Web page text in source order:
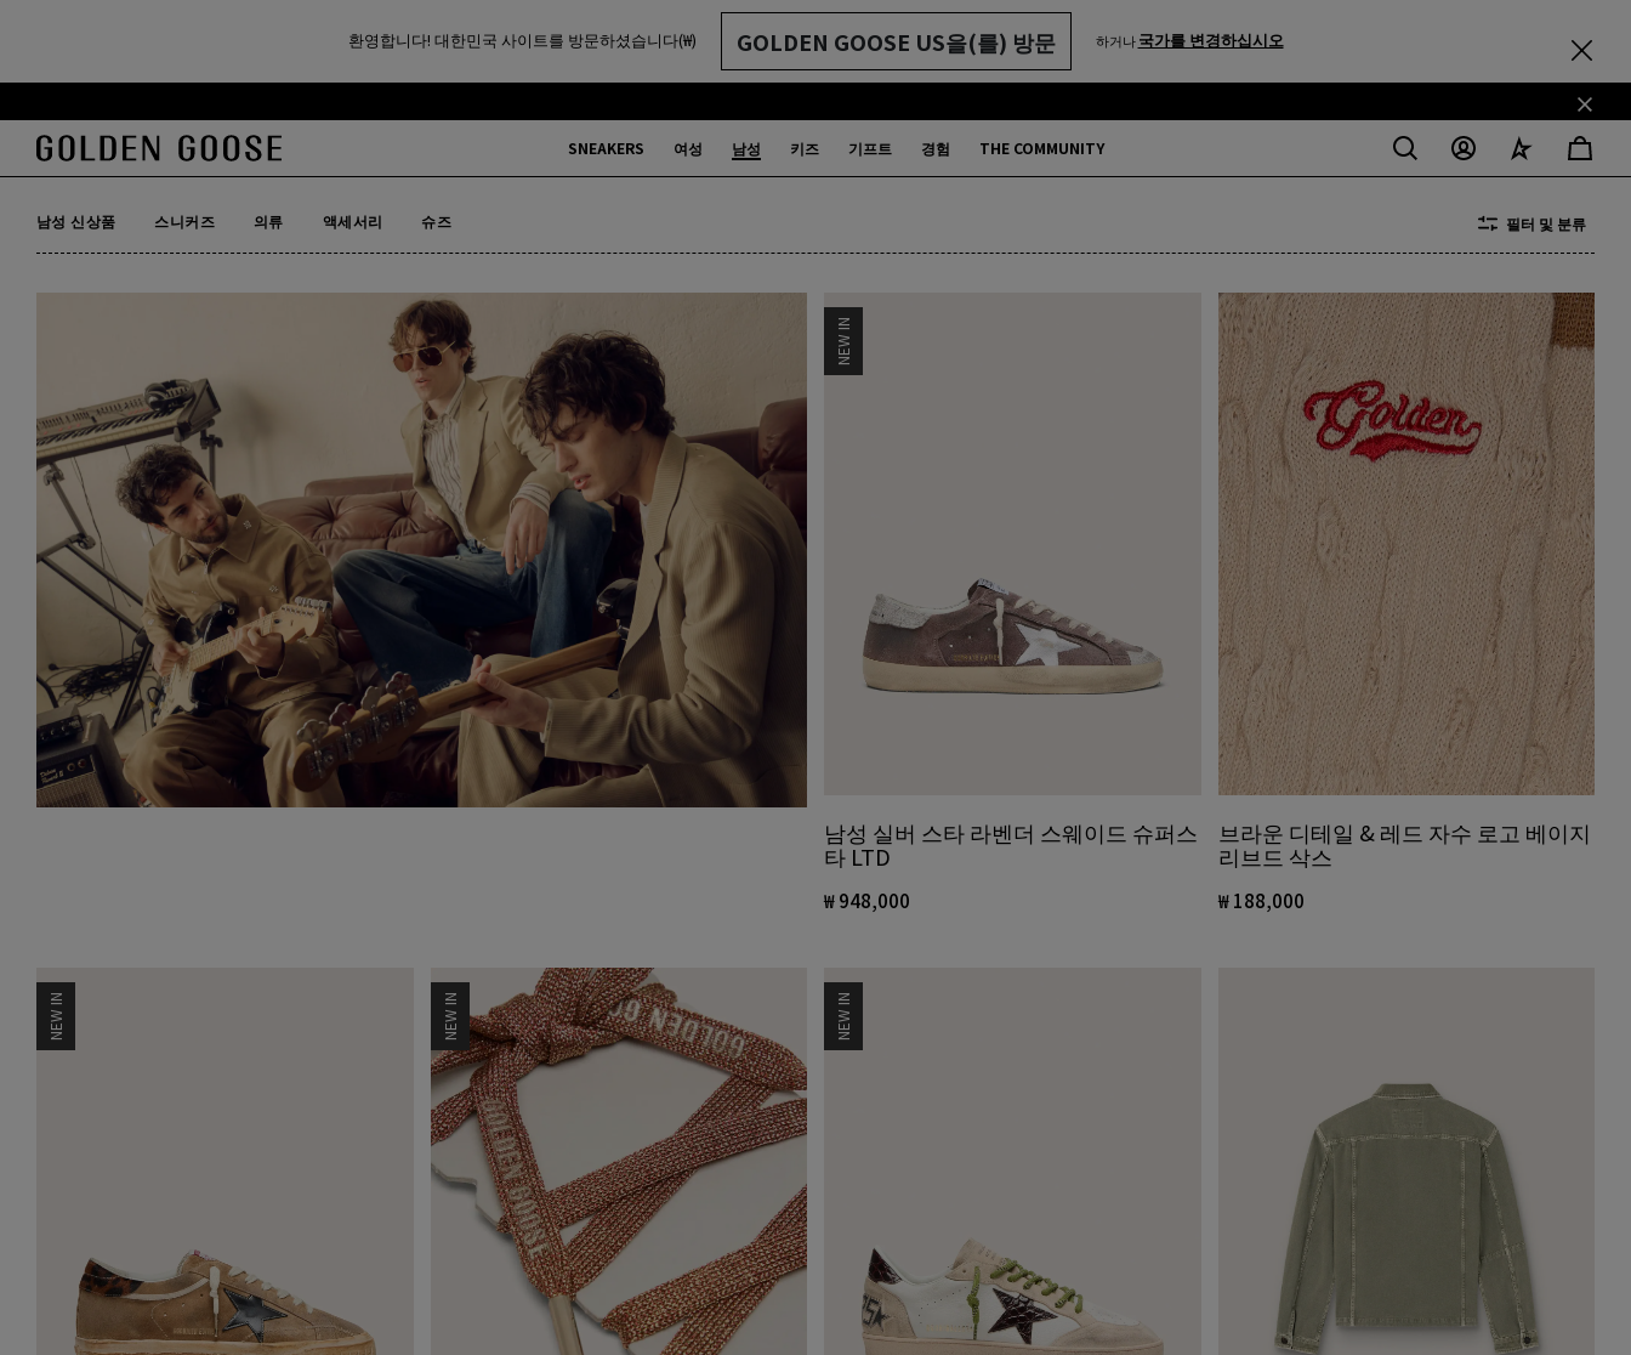
환영합니다! 대한민국 사이트를 방문하셨습니다(₩) GOLDEN GOOSE US을(를) 방문 하거나국가를 변경하십시오
기
본
콘
츠
로
건
꼬
리
말
텐
츠
로
SNEAKERS 여성 남성 키즈 기프트 경험 THE COMMUNITY
슈퍼스타
811개 제품
남성 신상품
남성 신상품
스니커즈
스니커즈
의류
의류
액세서리
액세서리
슈즈
슈즈
필터 및 분류
NEW IN
남성 실버 스타 라벤더 스웨이드 슈퍼스
타 LTD
₩ 948,000
브라운 디테일 & 레드 자수 로고 베이지
리브드 삭스
₩ 188,000
NEW IN NEW IN NEW IN